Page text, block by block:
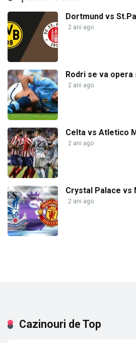
Dortmund vs
2 ani ago
Rodri se va
2 ani ago
Celta vs Atletico
2 ani ago
Crystal Palace vs
2 ani ago
Cazinouri de Top